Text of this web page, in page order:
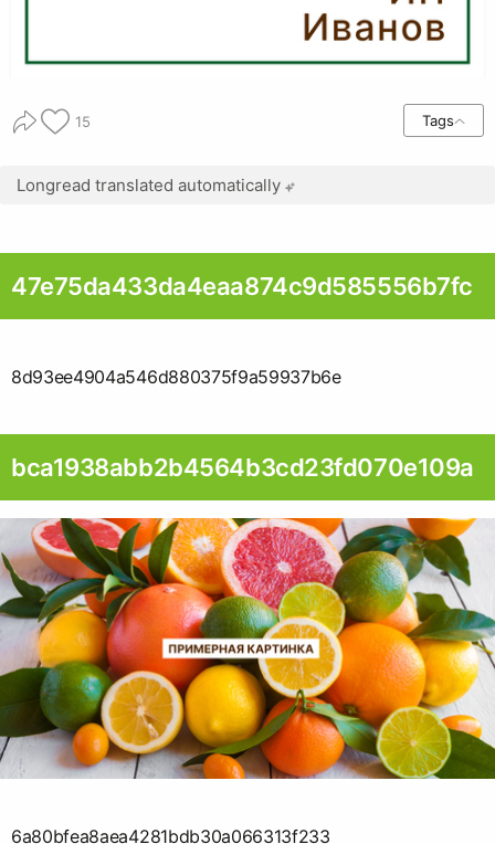
15 Tags
Longread translated automatically
47e75da433da4eaa874c9d585556b7fc
8d93ee4904a546d880375f9a59937b6e
bca1938abb2b4564b3cd23fd070e109a
6a80bfea8aea4281bdb30a066313f233